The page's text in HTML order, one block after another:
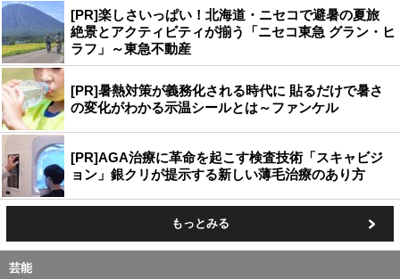
[PR]楽しさいっぱい！北海道・ニセコで避暑の夏旅
絶景とアクティビティが揃う「ニセコ東急 グラン・ヒ
ラフ」～東急不動産
[PR]暑熱対策が義務化される時代に 貼るだけで暑さ
の変化がわかる示温シールとは～ファンケル
[PR]AGA治療に革命を起こす検査技術「スキャビジ
ョン」銀クリが提示する新しい薄毛治療のあり方
もっとみる
芸能